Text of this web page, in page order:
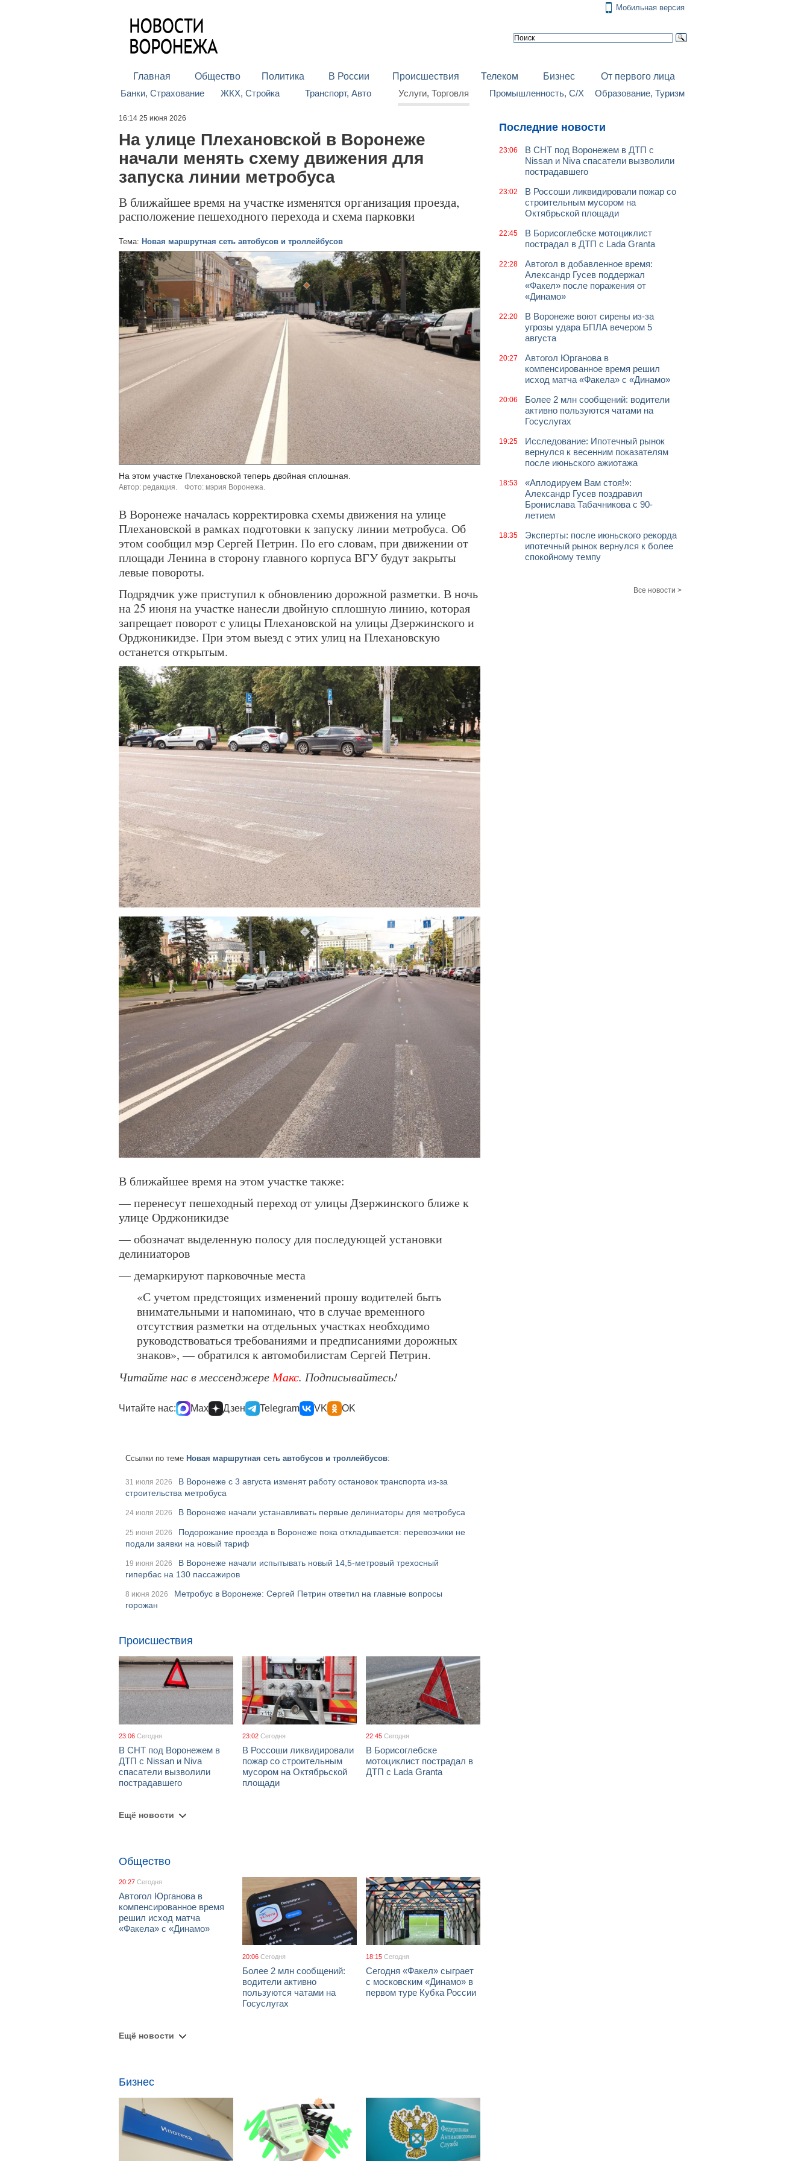
Мобильная версия
Главная Общество Политика В России Происшествия Телеком Бизнес
От первого лица
Банки, Страхование
ЖКХ, Стройка Транспорт, Авто Услуги, Торговля Промышленность, С/Х Образование, Туризм
16:14 25 июня 2026
На улице Плехановской в Воронеже
начали менять схему движения для
запуска линии метробуса
В ближайшее время на участке изменятся организация проезда,
расположение пешеходного перехода и схема парковки
Тема: Новая маршрутная сеть автобусов и троллейбусов
На этом участке Плехановской теперь двойная сплошная.
Автор: редакция. Фото: мэрия Воронежа.
В Воронеже началась корректировка схемы движения на улице
Плехановской в рамках подготовки к запуску линии метробуса. Об
этом сообщил мэр Сергей Петрин. По его словам, при движении от
площади Ленина в сторону главного корпуса ВГУ будут закрыты
левые повороты.
Подрядчик уже приступил к обновлению дорожной разметки. В ночь
на 25 июня на участке нанесли двойную сплошную линию, которая
запрещает поворот с улицы Плехановской на улицы Дзержинского и
Орджоникидзе. При этом выезд с этих улиц на Плехановскую
останется открытым.
В ближайшее время на этом участке также:
— перенесут пешеходный переход от улицы Дзержинского ближе к
улице Орджоникидзе
— обозначат выделенную полосу для последующей установки
делиниаторов
— демаркируют парковочные места
«С учетом предстоящих изменений прошу водителей быть
внимательными и напоминаю, что в случае временного
отсутствия разметки на отдельных участках необходимо
руководствоваться требованиями и предписаниями дорожных
знаков», — обратился к автомобилистам Сергей Петрин.
Читайте нас в мессенджере Макс. Подписывайтесь!
Читайте нас: Max Дзен Telegram VK OK
Ссылки по теме Новая маршрутная сеть автобусов и троллейбусов:
31 июля 2026
В Воронеже с 3 августа изменят работу остановок транспорта из-за
строительства метробуса
24 июля 2026 В Воронеже начали устанавливать первые делиниаторы для метробуса
25 июня 2026
Подорожание проезда в Воронеже пока откладывается: перевозчики не
подали заявки на новый тариф
19 июня 2026
В Воронеже начали испытывать новый 14,5-метровый трехосный
гипербас на 130 пассажиров
8 июня 2026
Метробус в Воронеже: Сергей Петрин ответил на главные вопросы
горожан
Происшествия
23:06 Сегодня
В СНТ под Воронежем в
ДТП с Nissan и Niva
спасатели вызволили
пострадавшего
23:02 Сегодня
В Россоши ликвидировали
пожар со строительным
мусором на Октябрьской
площади
22:45 Сегодня
В Борисоглебске
мотоциклист пострадал в
ДТП с Lada Granta
Ещё новости
Общество
20:27 Сегодня
Автогол Юрганова в
компенсированное время
решил исход матча
«Факела» с «Динамо»
20:06 Сегодня
Более 2 млн сообщений:
водители активно
пользуются чатами на
Госуслугах
18:15 Сегодня
Сегодня «Факел» сыграет
с московским «Динамо» в
первом туре Кубка России
Ещё новости
Бизнес
Последние новости
23:06
В СНТ под Воронежем в ДТП с
Nissan и Niva спасатели вызволили
пострадавшего
23:02
В Россоши ликвидировали пожар со
строительным мусором на
Октябрьской площади
22:45
В Борисоглебске мотоциклист
пострадал в ДТП с Lada Granta
22:28
Автогол в добавленное время:
Александр Гусев поддержал
«Факел» после поражения от
«Динамо»
22:20
В Воронеже воют сирены из-за
угрозы удара БПЛА вечером 5
августа
20:27
Автогол Юрганова в
компенсированное время решил
исход матча «Факела» с «Динамо»
20:06
Более 2 млн сообщений: водители
активно пользуются чатами на
Госуслугах
19:25
Исследование: Ипотечный рынок
вернулся к весенним показателям
после июньского ажиотажа
18:53
«Аплодируем Вам стоя!»:
Александр Гусев поздравил
Бронислава Табачникова с 90-
летием
18:35
Эксперты: после июньского рекорда
ипотечный рынок вернулся к более
спокойному темпу
Все новости >